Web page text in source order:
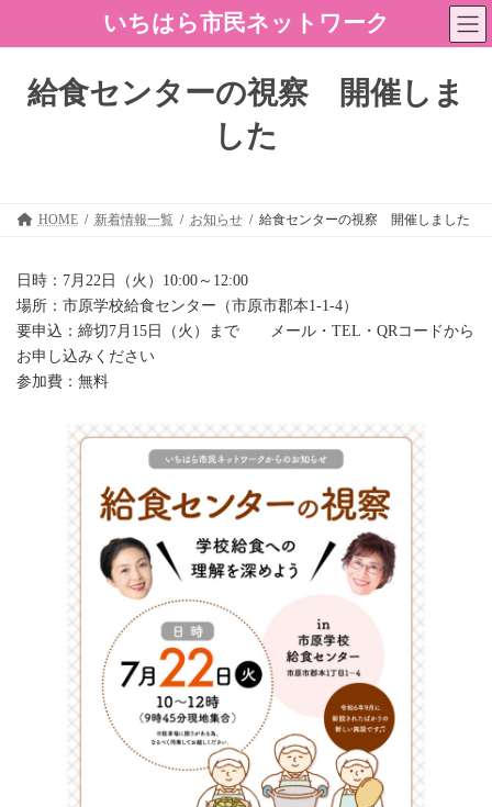
テ
ゲ
いちはら市民ネットワーク
給食センターの視察 開催しま
した
HOME 新着情報一覧 お知らせ 給食センターの視察 開催しました
日時：7月22日（火）10:00～12:00
場所：市原学校給食センター（市原市郡本1-1-4）
要申込：締切7月15日（火）まで メール・TEL・QRコードから
お申し込みください
参加費：無料